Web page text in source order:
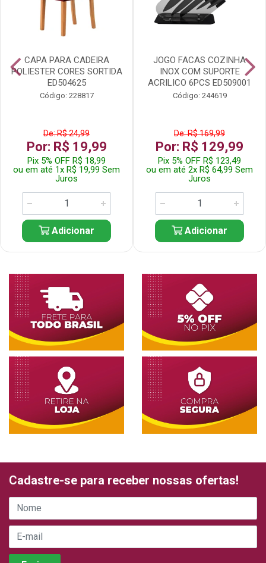
CAPA PARA CADEIRA
POLIESTER CORES SORTIDA
ED504625
Código: 228817
De: R$ 24,99
Por: R$ 19,99
Pix 5% OFF R$ 18,99
ou em até 1x R$ 19,99 Sem
Juros
Adicionar
JOGO FACAS COZINHA
INOX COM SUPORTE
ACRILICO 6PCS ED509001
Código: 244619
De: R$ 169,99
Por: R$ 129,99
Pix 5% OFF R$ 123,49
ou em até 2x R$ 64,99 Sem
Juros
Adicionar
Cadastre-se para receber nossas ofertas!